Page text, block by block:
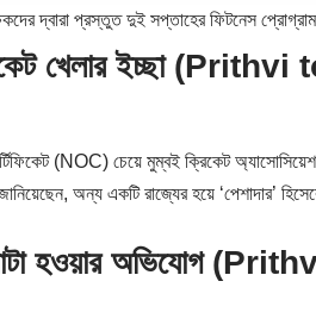
প্রস্তুত দুই সপ্তাহের ফিটনেস প্রোগ্রাম
খেলার ইচ্ছা
(NOC) চেয়ে মুম্বই ক্রিকেট
অন্য একটি রাজ্যের হয়ে ‘পেশাদার’
মোটা হওয়ার অভিযোগ